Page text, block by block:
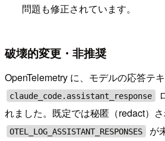
問題も修正されています。
破壊的変更・非推奨
OpenTelemetry に、モデルの応答テ
claude_code.assistant_response
れました。既定では秘匿（redact）さ
OTEL_LOG_ASSISTANT_RESPONSES が